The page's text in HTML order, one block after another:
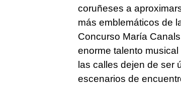
coruñeses a
más emblemáticos de
Concurso María
enorme talento
las calles dejen de ser
escenarios de